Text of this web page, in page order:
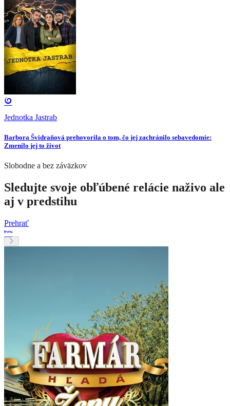
Jednotka Jastrab
Barbora Švidraňová prehovorila o tom, čo jej zachránilo sebavedomie:
Zmenilo jej to život
Slobodne a bez záväzkov
Sledujte svoje obľúbené relácie naživo ale
aj v predstihu
Prehrať